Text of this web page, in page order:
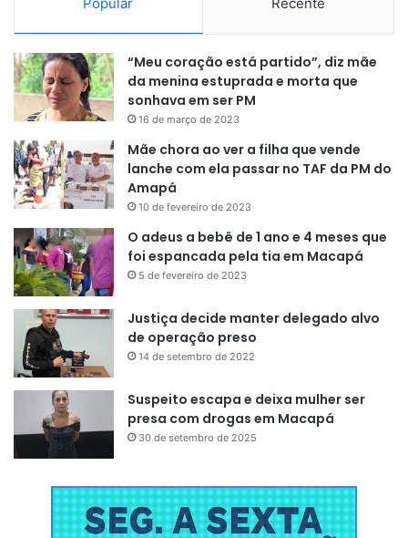
Popular Recente
“Meu coração está partido”, diz mãe
da menina estuprada e morta que
sonhava em ser PM
16 de março de 2023
Mãe chora ao ver a filha que vende
lanche com ela passar no TAF da PM do
Amapá
10 de fevereiro de 2023
O adeus a bebê de 1 ano e 4 meses que
foi espancada pela tia em Macapá
5 de fevereiro de 2023
Justiça decide manter delegado alvo
de operação preso
14 de setembro de 2022
Suspeito escapa e deixa mulher ser
presa com drogas em Macapá
30 de setembro de 2025